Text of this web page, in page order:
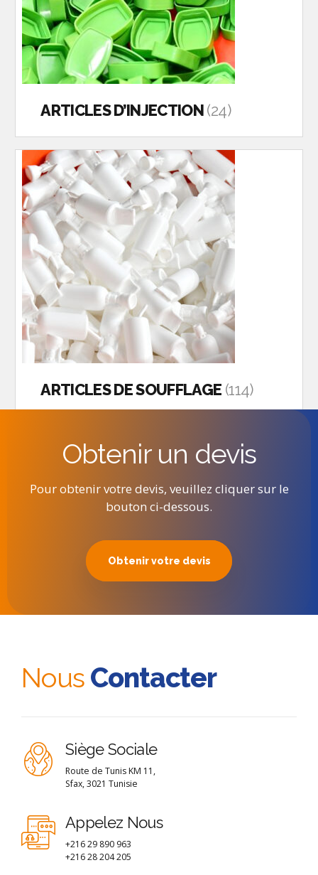
ARTICLES D’INJECTION(24)
ARTICLES DE SOUFFLAGE (114)
Obtenir un devis
Pour obtenir votre devis, veuillez cliquer sur le
bouton ci-dessous.
Obtenir votre devis
Nous Contacter
Siège Sociale
Route de Tunis KM 11,
Sfax, 3021 Tunisie
Appelez Nous
+216 29 890 963
+216 28 204 205